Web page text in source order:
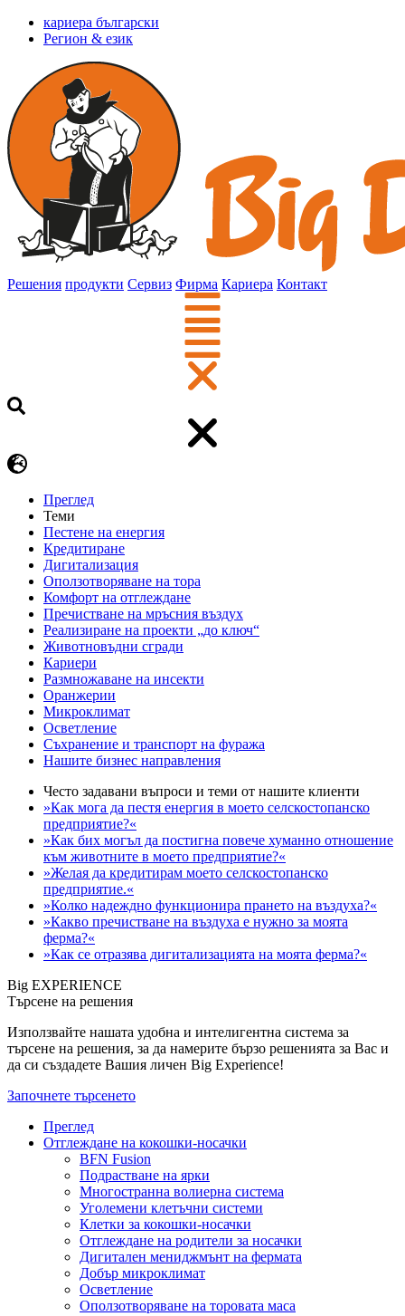
кариера български
Регион & език
Решения продукти Сервиз Фирма Кариера Контакт
Преглед
Теми
Пестене на енергия
Кредитиране
Дигитализация
Оползотворяване на тора
Комфорт на отглеждане
Пречистване на мръсния въздух
Реализиране на проекти „до ключ“
Животновъдни сгради
Кариери
Размножаване на инсекти
Оранжерии
Микроклимат
Осветление
Съхранение и транспорт на фуража
Нашите бизнес направления
Често задавани въпроси и теми от нашите клиенти
»Как мога да пестя енергия в моето селскостопанско
предприятие?«
»Как бих могъл да постигна повече хуманно отношение
към животните в моето предприятие?«
»Желая да кредитирам моето селскостопанско
предприятие.«
»Колко надеждно функционира прането на въздуха?«
»Какво пречистване на въздуха е нужно за моята
ферма?«
»Как се отразява дигитализацията на моята ферма?«
Big EXPERIENCE
Търсене на решения
Използвайте нашата удобна и интелигентна система за
търсене на решения, за да намерите бързо решенията за Вас и
да си създадете Вашия личен Big Experience!
Започнете търсенето
Преглед
Отглеждане на кокошки-носачки
BFN Fusion
Подрастване на ярки
Многостранна волиерна система
Уголемени клетъчни системи
Клетки за кокошки-носачки
Отглеждане на родители за носачки
Дигитален мениджмънт на фермата
Добър микроклимат
Осветление
Оползотворяване на торовата маса